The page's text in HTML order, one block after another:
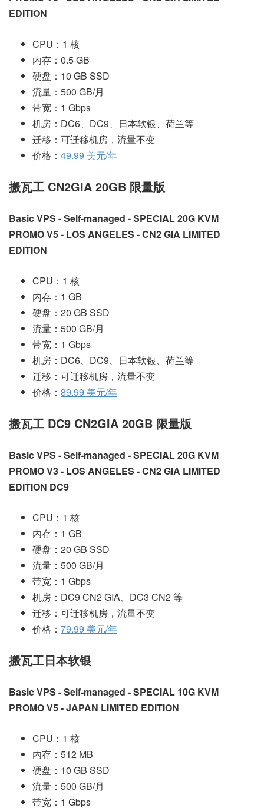
EDITION
CPU：1 核
内存：0.5 GB
硬盘：10 GB SSD
流量：500 GB/月
带宽：1 Gbps
机房：DC6、DC9、日本软银、荷兰等
迁移：可迁移机房，流量不变
价格： 49.99 美元/年
搬瓦工 CN2GIA 20GB 限量版
Basic VPS - Self-managed - SPECIAL 20G KVM
PROMO V5 - LOS ANGELES - CN2 GIA LIMITED
EDITION
CPU：1 核
内存：1 GB
硬盘：20 GB SSD
流量：500 GB/月
带宽：1 Gbps
机房：DC6、DC9、日本软银、荷兰等
迁移：可迁移机房，流量不变
价格： 89.99 美元/年
搬瓦工 DC9 CN2GIA 20GB 限量版
Basic VPS - Self-managed - SPECIAL 20G KVM
PROMO V3 - LOS ANGELES - CN2 GIA LIMITED
EDITION DC9
CPU：1 核
内存：1 GB
硬盘：20 GB SSD
流量：500 GB/月
带宽：1 Gbps
机房：DC9 CN2 GIA、DC3 CN2 等
迁移：可迁移机房，流量不变
价格： 79.99 美元/年
搬瓦工日本软银
Basic VPS - Self-managed - SPECIAL 10G KVM
PROMO V5 - JAPAN LIMITED EDITION
CPU：1 核
内存：512 MB
硬盘：10 GB SSD
流量：500 GB/月
带宽：1 Gbps